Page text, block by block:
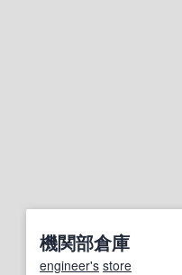
機関部倉庫
engineer's store